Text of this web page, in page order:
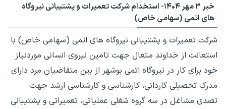
خبر ۳ مهر ۱۴۰۴-
استخدام شرکت تعمیرات و پشتیبانی نیروگاه
های اتمی (سهامی خاص)
شرکت تعمیرات و پشتیبانی نیروگاه های اتمی (سهامی خاص) با
استعانت از خداوند متعال جهت تامین نیروی انسانی موردنیاز
خود برای کار در نیروگاه اتمی بوشهر از بین متقاضیان مرد دارای
مدرک تحصیلی کاردانی، کارشناسی و کارشناسی ارشد جهت
تصدی مشاغل در سه گروه شغلی عملیاتی، تعمیراتی و پشتیبانی